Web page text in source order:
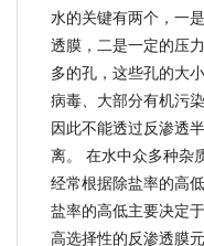
水的关键有两个，一
透膜，二是一定的压力
多的孔，这些孔的大
病毒、大部分有机污
因此不能透过反渗透
离。
在水中众多种杂
经常根据除盐率的高
盐率的高低主要决定
高选择性的反渗透膜